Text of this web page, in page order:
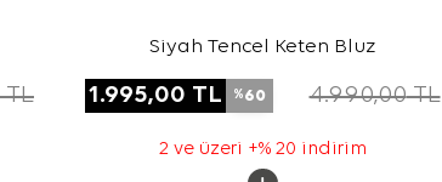
TL
Siyah Tencel Keten Bluz
1.995,00 TL %60 4.990,00TL
2 ve üzeri +% 20 indirim